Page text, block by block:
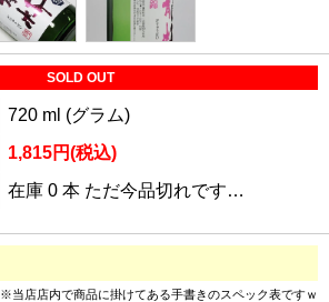
SOLD OUT
720 ml (グラム)
1,815円(税込)
在庫 0 本 ただ今品切れです…
※当店店内で商品に掛けてある手書きのスペック表ですｗ